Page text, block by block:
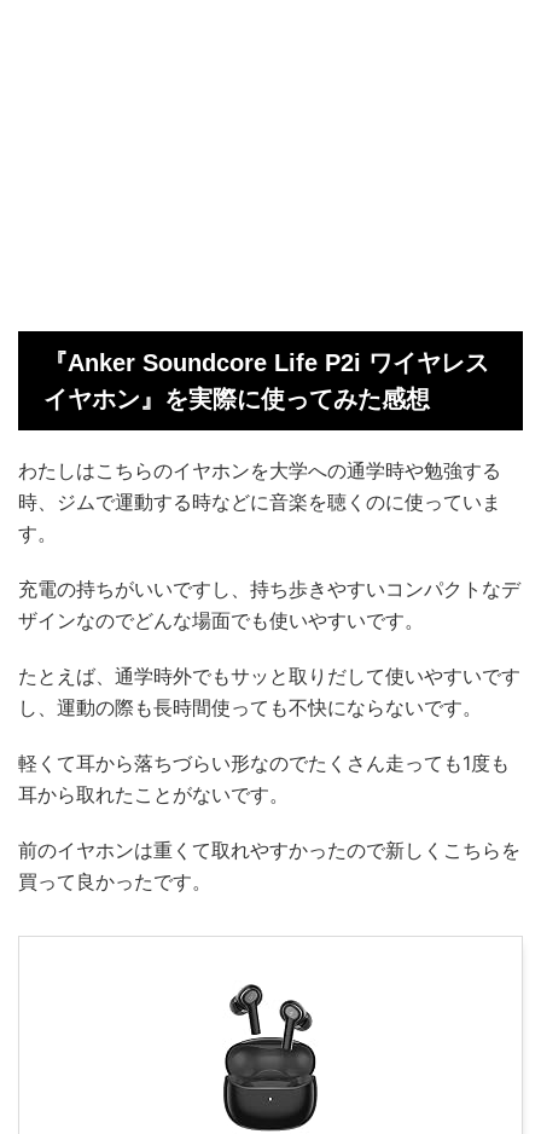
『Anker Soundcore Life P2i ワイヤレス
イヤホン』を実際に使ってみた感想
わたしはこちらのイヤホンを大学への通学時や勉強する
時、ジムで運動する時などに音楽を聴くのに使っていま
す。
充電の持ちがいいですし、持ち歩きやすいコンパクトなデ
ザインなのでどんな場面でも使いやすいです。
たとえば、通学時外でもサッと取りだして使いやすいです
し、運動の際も長時間使っても不快にならないです。
軽くて耳から落ちづらい形なのでたくさん走っても1度も
耳から取れたことがないです。
前のイヤホンは重くて取れやすかったので新しくこちらを
買って良かったです。